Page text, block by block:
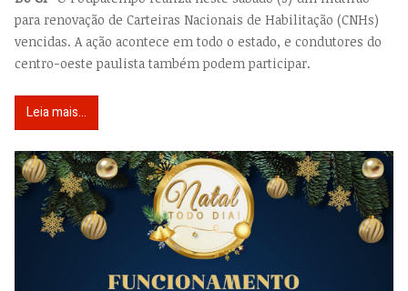
para renovação de Carteiras Nacionais de Habilitação (CNHs)
vencidas. A ação acontece em todo o estado, e condutores do
centro-oeste paulista também podem participar.
Leia mais...